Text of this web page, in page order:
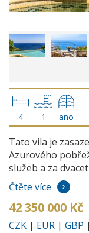
4 1 ano
Tato vila je
Azurového
služeb a za
Čtěte více
42 350 000 Kč
CZK | EUR | GBP |